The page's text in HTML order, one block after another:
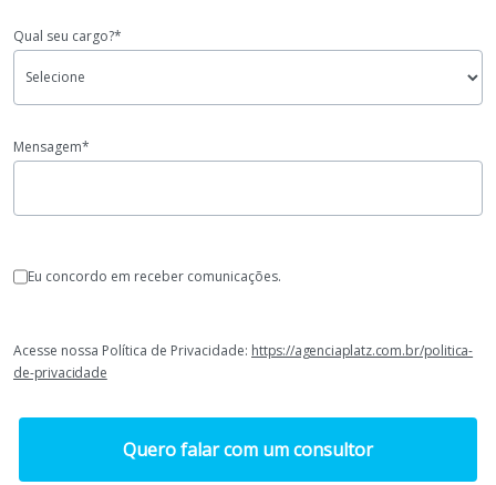
Qual seu cargo?*
Mensagem*
Eu concordo em receber comunicações.
Acesse nossa Política de Privacidade: https://agenciaplatz.com.br/politica-
de-privacidade
Quero falar com um consultor